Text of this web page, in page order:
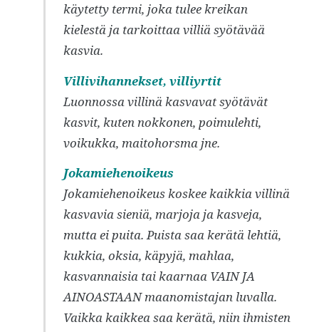
käytetty termi, joka tulee kreikan
kielestä ja tarkoittaa villiä syötävää
kasvia.
Villivihannekset, villiyrtit
Luonnossa villinä kasvavat syötävät
kasvit, kuten nokkonen, poimulehti,
voikukka, maitohorsma jne.
Jokamiehenoikeus
Jokamiehenoikeus koskee kaikkia villinä
kasvavia sieniä, marjoja ja kasveja,
mutta ei puita. Puista saa kerätä lehtiä,
kukkia, oksia, käpyjä, mahlaa,
kasvannaisia tai kaarnaa VAIN JA
AINOASTAAN maanomistajan luvalla.
Vaikka kaikkea saa kerätä, niin ihmisten